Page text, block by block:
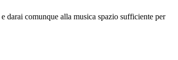
darai comunque alla musica spazio sufficiente per